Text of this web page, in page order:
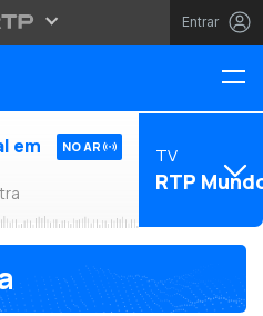
Entrar
em
NO AR TV
RTP